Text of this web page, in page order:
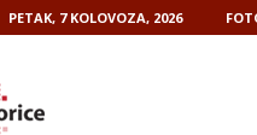
PETAK, 7 KOLOVOZA, 2026